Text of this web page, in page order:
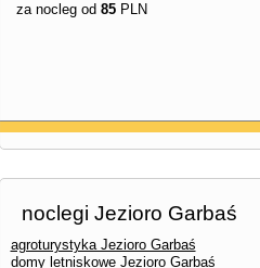
za nocleg od 85PLN
noclegi Jezioro Garbaś
agroturystyka Jezioro Garbaś
domy letniskowe Jezioro Garbaś